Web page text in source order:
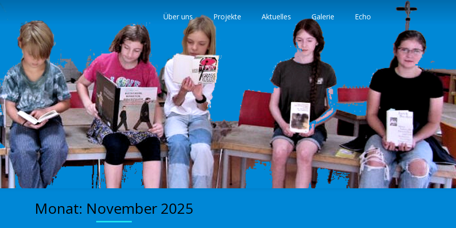
Über uns Projekte Aktuelles Galerie Echo
Monat: November 2025